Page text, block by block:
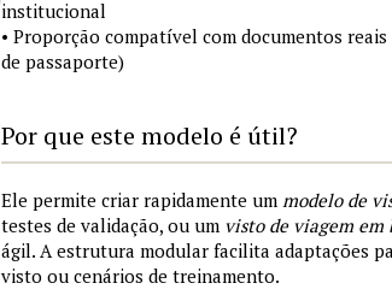
institucional
• Proporção compatível com documentos
de passaporte)
Por que este modelo é útil?
Ele permite criar rapidamente um modelo de
testes de validação, ou um visto de viagem em
ágil. A estrutura modular facilita adaptações
visto ou cenários de treinamento.